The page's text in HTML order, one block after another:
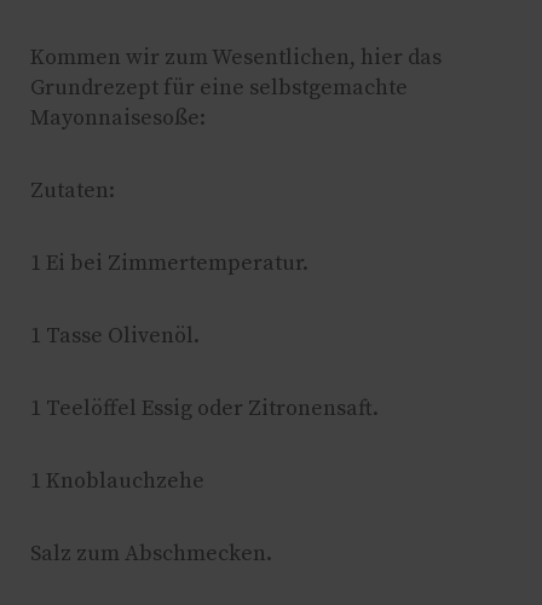
Kommen wir zum Wesentlichen, hier das
Grundrezept für eine selbstgemachte
Mayonnaisesoße:
Zutaten:
1 Ei bei Zimmertemperatur.
1 Tasse Olivenöl.
1 Teelöffel Essig oder Zitronensaft.
1 Knoblauchzehe
Salz zum Abschmecken.